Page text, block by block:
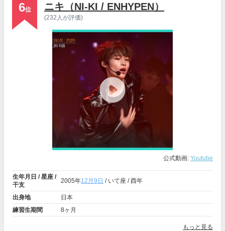
6位 ニキ（NI-KI / ENHYPEN）
(232人が評価)
公式動画: Youtube
生年月日 / 星座 /
干支
2005年12月9日 / いて座 / 酉年
出身地
日本
練習生期間
8ヶ月
もっと見る